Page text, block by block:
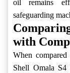
oil remains
safeguarding
with
When
Shell Omala